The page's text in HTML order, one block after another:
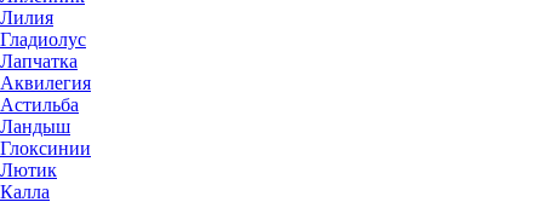
Лилия
Гладиолус
Лапчатка
Аквилегия
Астильба
Ландыш
Глоксинии
Лютик
Калла